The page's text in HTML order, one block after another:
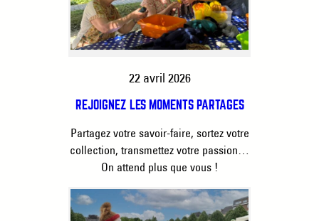
22 avril 2026
REJOIGNEZ LES MOMENTS PARTAGÉS
Partagez votre savoir-faire, sortez votre
collection, transmettez votre passion…
On attend plus que vous !